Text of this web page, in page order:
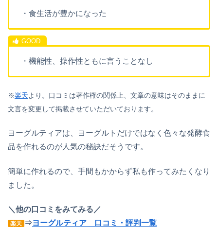
・食生活が豊かになった
・機能性、操作性ともに言うことなし
※楽天より。口コミは著作権の関係上、文章の意味はそのままに
文言を変更して掲載させていただいております。
ヨーグルティアは、ヨーグルトだけではなく色々な発酵食
品を作れるのが人気の秘訣だそうです。
簡単に作れるので、手間もかからず私も作ってみたくなり
ました。
＼他の口コミをみてみる／
楽天 ⇒ヨーグルティア 口コミ・評判一覧